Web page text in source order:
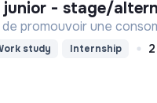
junior - stage/
de promouvoir une
study Internship